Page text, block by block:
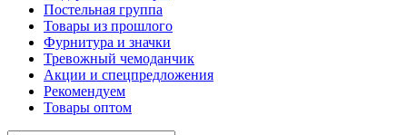
Постельная группа
Товары из прошлого
Фурнитура и значки
Тревожный чемоданчик
Акции и спецпредложения
Рекомендуем
Товары оптом